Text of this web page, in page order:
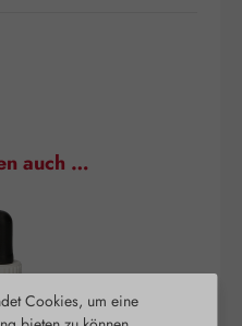
auch …
Cookies, um eine